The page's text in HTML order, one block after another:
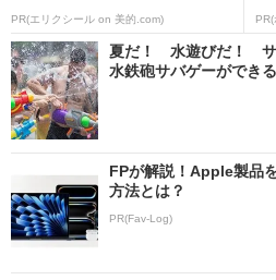
PR(エリクシール on 美的.com)
夏だ！ 水遊びだ！
水鉄砲サバゲーができ
FPが解説！Apple製品
方法とは？
PR(Fav-Log)